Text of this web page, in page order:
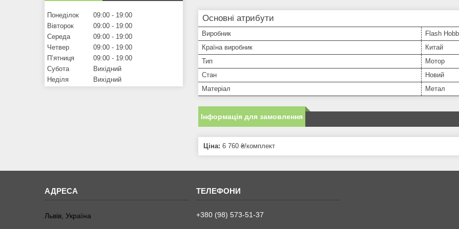
Основні атрибути
Виробник
Flash
Країна виробник
Китай
Тип
Мотор
Стан
Новий
Матеріал
Метал
Інформація для замовлення
Ціна: 6 760 ₴/комплект
Понеділок 09:00
19:00
Вівторок
09:00
19:00
Середа
09:00
19:00
Четвер
09:00
19:00
Пʼятниця
09:00
19:00
Субота
Вихідний
Неділя
Вихідний
Львів, Україна +380 (98) 573-51-37